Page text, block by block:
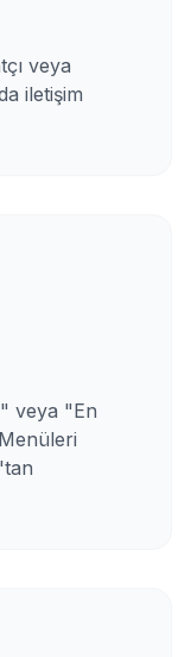
veya
iletişim
veya "En